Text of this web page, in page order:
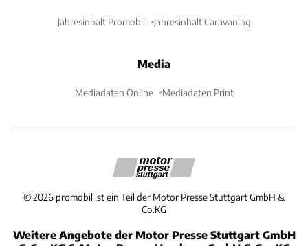
Jahresinhalt Promobil Jahresinhalt Caravaning
Media
Mediadaten Online Mediadaten Print
©2026 promobil ist ein Teil der Motor Presse Stuttgart GmbH &
Co.KG
Weitere Angebote der Motor Presse Stuttgart GmbH